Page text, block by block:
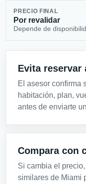
PRECIO FINAL
Por revalidar
Depende de
Evita reservar
El asesor confirma
habitación, plan,
antes de enviarte
Compara con
Si cambia el
similares de Miami